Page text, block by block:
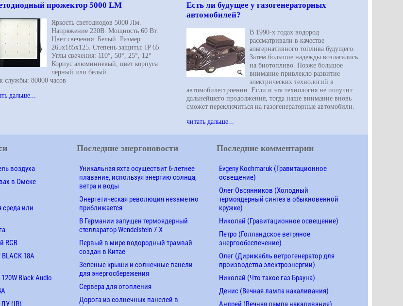
прожектор 5000 LM
Яркость светодиодов 5000 Лм.
Напряжение 220В. Мощность 60 Вт.
Цвет свечения: Белый. Размер:
265х185х125. Степень защиты: IP 65
Углы свечения: 110°, 50°, 25°, 12°
Корпус алюминиевый, цвет корпуса
чёрный или белый
службы: 80000 часов
дальше...
Есть ли будущее у газогенераторных
автомобилей?
В 1990-х годах водород
рассматривали в качестве
альтернативного топлива будущего.
Затем большие надежды возлагались
на биотопливо. Позже большое
внимание привлекло развитие
электрических технологий в
автомобилестроении. Если и эта технология не получит
дальнейшего продолжения, тогда наше внимание вновь
сможет переключиться на газогенераторные автомобили.
читать дальше...
воздуха
в Омске
или
RGB
18A
Black Audio
ДУ (IR)
Последние энергоновости
Уникальная яхта осуществит 6-летнее
плавание, используя энергию солнца,
ветра и воды
Энергетическая революция незаметно
приближается
В Германии запущен термоядерный
стелларатор Wendelstein 7-X
Первый в мире водородный трамвай
создан в Китае
Зеленые крыши и солнечные панели
для энергосбережения
Сервера для отопления
Дорога из солнечных панелей в
Последние комментарии
Evgeny Kochmaruk (Гравитационное
освещение)
Олег Овсянников (Холодный
термоядерный синтез в обыкновенной
кружке)
Николай (Гравитационное освещение)
Петро (Голландское ветряное
энергообеспечение)
Олег (Дирижабль ветрогенератор для
производства электроэнергии)
Николай (Что такое газ Брауна)
Денис (Вечная лампа накаливания)
Андрей (Вечная лампа накаливания)